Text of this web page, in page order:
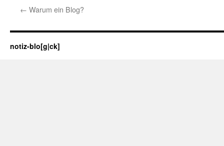
← Warum ein Blog?
notiz-blo[g|ck]